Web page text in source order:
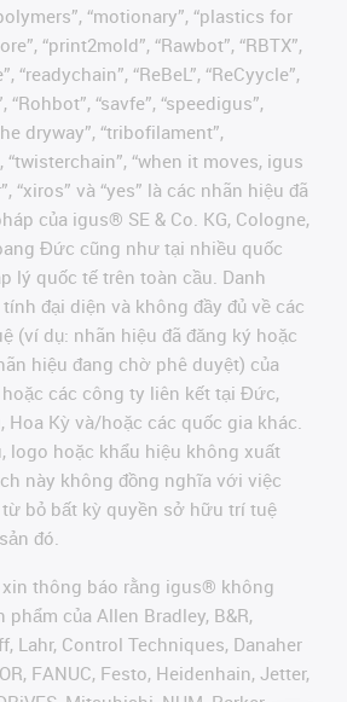
“motionary”, “plastics for
“print2mold”, “Rawbot”, “RBTX”,
“readychain”, “ReBeL”, “ReCyycle”,
“Rohbot”, “savfe”, “speedigus”,
dryway”, “tribofilament”,
“twisterchain”, “when it moves, igus
“xiros” và “yes” là các nhãn hiệu đã
của igus® SE & Co. KG, Cologne,
Đức cũng như tại nhiều quốc
lý quốc tế trên toàn cầu. Danh
đại diện và không đầy đủ về các
(ví dụ: nhãn hiệu đã đăng ký hoặc
hiệu đang chờ phê duyệt) của
hoặc các công ty liên kết tại Đức,
Hoa Kỳ và/hoặc các quốc gia khác.
logo hoặc khẩu hiệu không xuất
này không đồng nghĩa với việc
từ bỏ bất kỳ quyền sở hữu trí tuệ
đó.
xin thông báo rằng igus® không
của Allen Bradley, B&R,
Lahr, Control Techniques, Danaher
FANUC, Festo, Heidenhain, Jetter,